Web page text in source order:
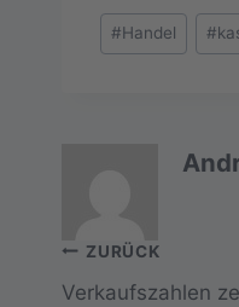
Schlagworte:
#Handel #
ZURÜCK
Verkaufszahlen